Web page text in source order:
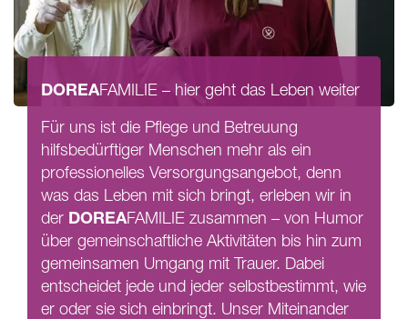
DOREAFAMILIE – hier geht das Leben weiter
Für uns ist die Pflege und Betreuung
hilfsbedürftiger Menschen mehr als ein
professionelles Versorgungsangebot, denn
was das Leben mit sich bringt, erleben wir in
der DOREAFAMILIE zusammen – von Humor
über gemeinschaftliche Aktivitäten bis hin zum
gemeinsamen Umgang mit Trauer. Dabei
entscheidet jede und jeder selbstbestimmt, wie
er oder sie sich einbringt. Unser Miteinander